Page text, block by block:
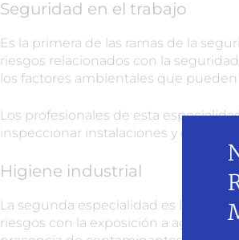
Seguridad en el trabajo
Es la primera de las ramas de la
riesgos relacionados con la
los factores ambientales que
Los profesionales de esta
inspeccionar instalaciones y equipos,
Higiene industrial
La segunda especialidad es la
riesgos con la exposición a agentes